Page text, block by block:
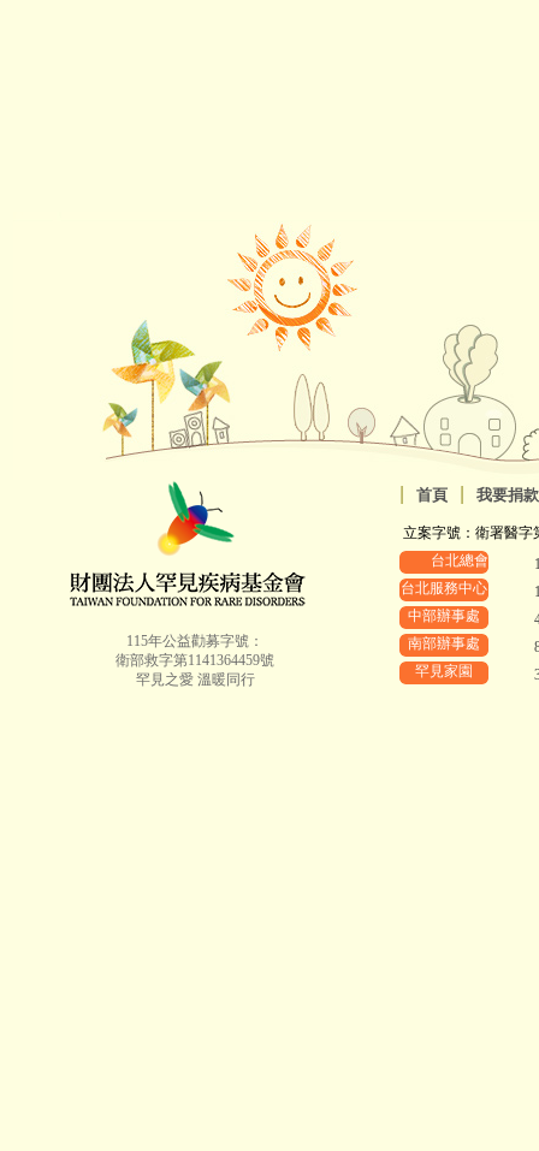
115年公益勸募字號：
衛部救字第1141364459號
罕見之愛 溫暖同行
首頁 我要捐款
立案字號：衛署醫字
台北總會
台北服務中心
中部辦事處
南部辦事處
罕見家園